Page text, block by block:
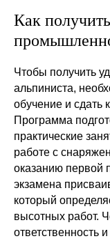
Как
Чтобы получить
альпиниста,
обучение и сдать
Программа
практические
работе с
оказанию первой
экзамена
который
высотных работ.
ответственность
Telegram